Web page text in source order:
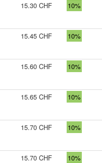
15.30 CHF 10%
15.45 CHF 10%
15.60 CHF 10%
15.65 CHF 10%
15.70 CHF 10%
15.70 CHF 10%